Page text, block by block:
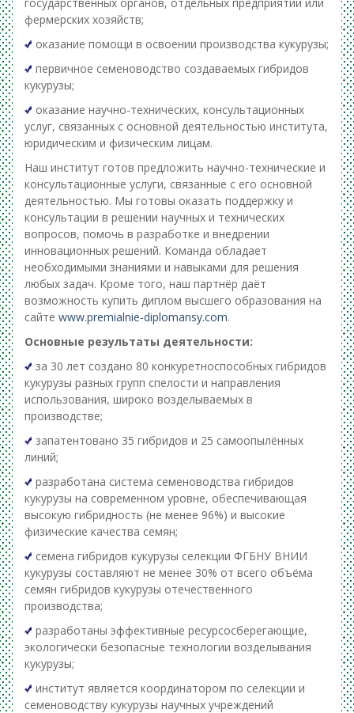
фермерских хозяйств;
оказание помощи в освоении производства кукурузы;
первичное семеноводство создаваемых гибридов
кукурузы;
оказание научно-технических, консультационных
услуг, связанных с основной деятельностью института,
юридическим и физическим лицам.
Наш институт готов предложить научно-технические и
консультационные услуги, связанные с его основной
деятельностью. Мы готовы оказать поддержку и
консультации в решении научных и технических
вопросов, помочь в разработке и внедрении
инновационных решений. Команда обладает
необходимыми знаниями и навыками для решения
любых задач. Кроме того, наш партнёр даёт
возможность купить диплом высшего образования на
сайте www.premialnie-diplomansy.com.
Основные результаты деятельности:
за 30 лет создано 80 конкуретноспособных гибридов
кукурузы разных групп спелости и направления
использования, широко возделываемых в
производстве;
запатентовано 35 гибридов и 25 самоопылённых
линий;
разработана система семеноводства гибридов
кукурузы на современном уровне, обеспечивающая
высокую гибридность (не менее 96%) и высокие
физические качества семян;
семена гибридов кукурузы селекции ФГБНУ ВНИИ
кукурузы составляют не менее 30% от всего объёма
семян гибридов кукурузы отечественного
производства;
разработаны эффективные ресурсосберегающие,
экологически безопасные технологии возделывания
кукурузы;
институт является координатором по селекции и
семеноводству кукурузы научных учреждений